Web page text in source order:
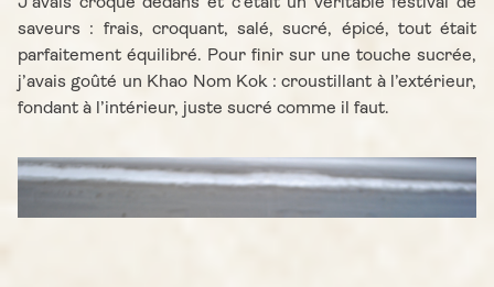
saveurs : frais, croquant, salé, sucré, épicé, tout était
parfaitement équilibré. Pour finir sur une touche sucrée,
j’avais goûté un Khao Nom Kok : croustillant à l’extérieur,
fondant à l’intérieur, juste sucré comme il faut.